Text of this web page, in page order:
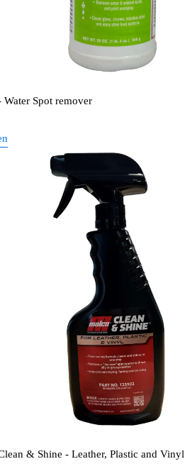
Water Spot remover
& Shine - Leather, Plastic and Vinyl